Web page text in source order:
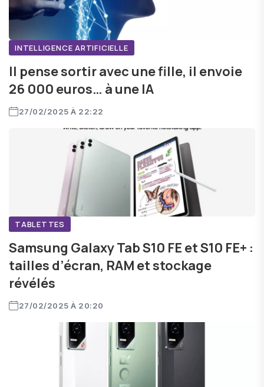
INTELLIGENCE ARTIFICIELLE
Il pense sortir avec une fille, il envoie
26 000 euros… à une IA
27/02/2025 À 22:22
TABLETTES
Samsung Galaxy Tab S10 FE et S10 FE+ :
tailles d’écran, RAM et stockage
révélés
27/02/2025 À 20:20